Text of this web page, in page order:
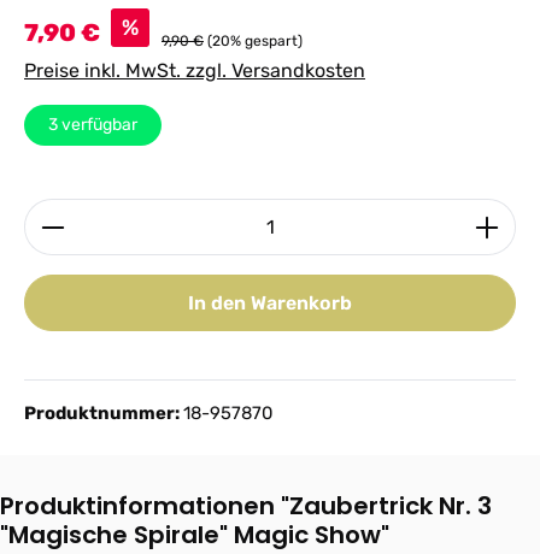
Verkaufspreis:
7,90 € % 9,90 € (20% gespart)
Preise inkl. MwSt. zzgl. Versandkosten
3verfügbar
Produkt Anzahl: Gib den gewünschten Wert ein
In den Warenkorb
Produktnummer:18-957870
Produktinformationen "Zaubertrick Nr. 3
"Magische Spirale" Magic Show"